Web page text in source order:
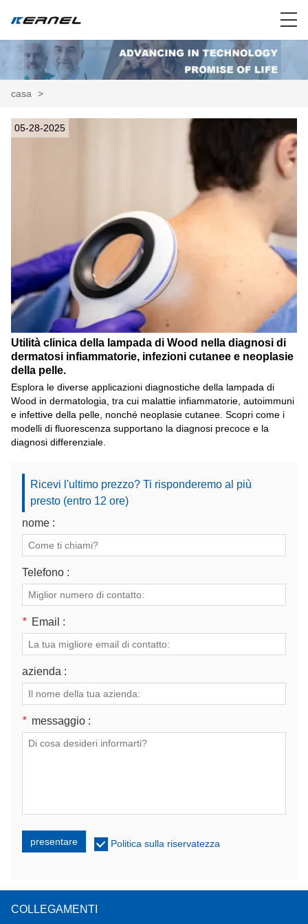
casa >
05-28-2025
Utilità clinica della lampada di Wood nella diagnosi di
dermatosi infiammatorie, infezioni cutanee e neoplasie
della pelle.
Esplora le diverse applicazioni diagnostiche della lampada di
Wood in dermatologia, tra cui malattie infiammatorie, autoimmuni
e infettive della pelle, nonché neoplasie cutanee. Scopri come i
modelli di fluorescenza supportano la diagnosi precoce e la
diagnosi differenziale.
Ricevi l'ultimo prezzo? Ti risponderemo al più
presto (entro 12 ore)
nome :
Telefono :
* Email :
azienda :
* messaggio :
presentare Politica sulla riservatezza
COLLEGAMENTI